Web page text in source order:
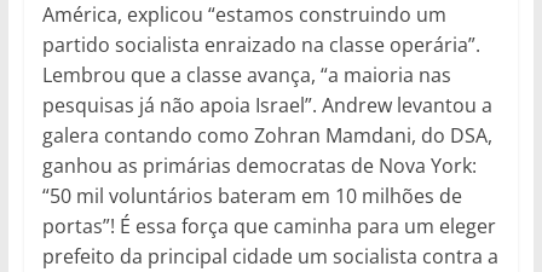
América, explicou “estamos construindo um
partido socialista enraizado na classe operária”.
Lembrou que a classe avança, “a maioria nas
pesquisas já não apoia Israel”. Andrew levantou a
galera contando como Zohran Mamdani, do DSA,
ganhou as primárias democratas de Nova York:
“50 mil voluntários bateram em 10 milhões de
portas”! É essa força que caminha para um eleger
prefeito da principal cidade um socialista contra a